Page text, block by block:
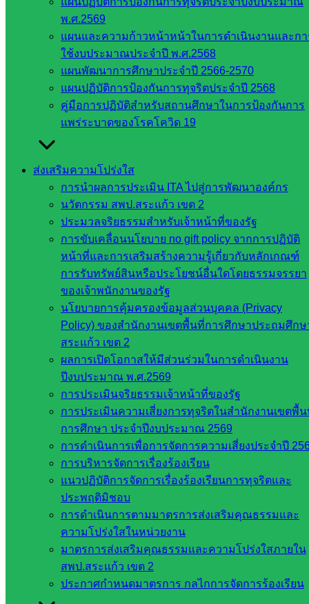
พ.ศ.2569
แผนและความก้าวหน้าหน้าในการดำเนินงานและก
ใช้งบประมาณประจำปี พ.ศ.2568
แผนพัฒนาการศึกษาประจำปี 2566-2570
แผนปฏิบัติการป้องกันการทุจริตประจำปี 2568
คู่มือการปฏิบัติสำหรับสถานศึกษาในการป้องกันการ
แพร่ระบาดของโรคโควิด 19
ส่งเสริมความโปร่งใส
การนำผลการประเมิน ITA ไปสู่การพัฒนาองค์กร
นวัตกรรม สพป.สระแก้ว เขต 2
ประมวลจริยธรรมสำหรับเจ้าหน้าที่ของรัฐ
การขับเคลื่อนนโยบาย no gift policy จากการปฏิบัติ
หน้าที่และการเสริมสร้างความรู้เกี่ยวกับหลักเกณฑ์
การรับทรัพย์สินหรือประโยชน์อื่นใดโดยธรรมจรรยา
ของเจ้าพนักงานของรัฐ
นโยบายการคุ้มครองข้อมูลส่วนบุคคล (Privacy
Policy) ของสำนักงานเขตพื้นที่การศึกษาประถมศึกษ
สระแก้ว เขต 2
ผลการเปิดโอกาสให้มีส่วนร่วมในการดำเนินงาน
ปีงบประมาณ พ.ศ.2569
การประเมินจริยธรรมเจ้าหน้าที่ของรัฐ
การประเมินความเสี่ยงการทุจริตในสำนักงานเขตพื้
การศึกษา ประจำปีงบประมาณ 2569
การดำเนินการเพื่อการจัดการความเสี่ยงประจำปี
การบริหารจัดการเรื่องร้องเรียน
แนวปฏิบัติการจัดการเรื่องร้องเรียนการทุจริตและ
ประพฤติมิชอบ
การดำเนินการตามมาตรการส่งเสริมคุณธรรมและ
ความโปร่งใสในหน่วยงาน
มาตรการส่งเสริมคุณธรรมและความโปร่งใสภายใน
สพป.สระแก้ว เขต 2
ประกาศกำหนดมาตรการ กลไกการจัดการร้องเรียน
– โรงเรียนบ้านหนองหอย
– โรงเรียนบ้านเขาจาน
อำเภอตาพระยา จำนวน 2 โรงเรียน
– โรงเรียนบ้านแก้วเพชรพลอย
– โรงเรียนกองทัพบกอุทิศบ้านใหม่ไทยถาวร
อำเภออรัญประเทศ จำนวน 2 โรงเรียน
– โรงเรียนบ้านคลองหว้า
– โรงเรียนสระปทุม
บรรณาธิการ:
บรรณาธิการร่วม:นางสาวประเสริฐศรี ศรีวิลัย ผอ.กลุ่มนิเทศ
รายงาน:นางสาวนวลหยก ณ ระนอง นักประชาสัมพันธ์ปฏิบัติ
ข้อมูลภาพเพิ่มเติม:
https://photos.app.goo.gl/T7P8YhMW15LYXLeJ6
https://photos.app.goo.gl/54WTBPKJupSU7nk77
ช่องทางการสื่อสารเพิ่มเติม:
https://iso.obec.moe/?p=26212
https://sakarea2.go.th/2026/07/08/การติดตาม-ตรวจสอบ-ประเม-6/
https://www.facebook.com/share/p/18nbCCtiZv/
Post Views: 163